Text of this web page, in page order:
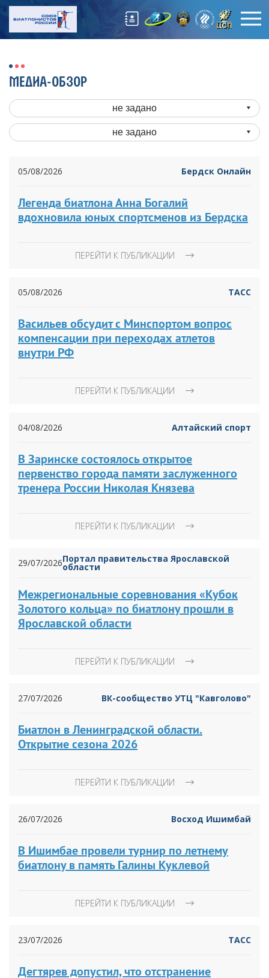
МЕДИА-ОБЗОР
не задано
не задано
05/08/2026 Бердск Онлайн
Легенда биатлона Анна Богалий
вдохновила юных спортсменов из Бердска
ПЕРЕЙТИ К ПУБЛИКАЦИИ
05/08/2026 ТАСС
Васильев обсудит с Минспортом вопрос
компенсации при переходах атлетов
внутри РФ
ПЕРЕЙТИ К ПУБЛИКАЦИИ
04/08/2026 Алтайский спорт
В Заринске состоялось открытое
первенство города памяти заслуженного
тренера России Николая Князева
ПЕРЕЙТИ К ПУБЛИКАЦИИ
29/07/2026Портал правительства Ярославской
области
Межрегиональные соревнования «Кубок
Золотого кольца» по биатлону прошли в
Ярославской области
ПЕРЕЙТИ К ПУБЛИКАЦИИ
27/07/2026 ВК-сообщество УТЦ "Кавголово"
Биатлон в Ленинградской области.
Открытие сезона 2026
ПЕРЕЙТИ К ПУБЛИКАЦИИ
26/07/2026 Восход Ишимбай
В Ишимбае провели турнир по летнему
биатлону в память Галины Куклевой
ПЕРЕЙТИ К ПУБЛИКАЦИИ
23/07/2026 ТАСС
Дегтярев допустил, что отстранение